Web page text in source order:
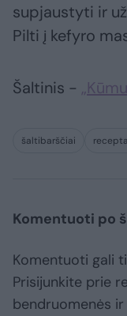
supjaustyti ir
Pilti į kefyro
Šaltinis -
šaltibarščiai
Komentuoti po
Komentuoti gali
Prisijunkite prie
bendruomenės